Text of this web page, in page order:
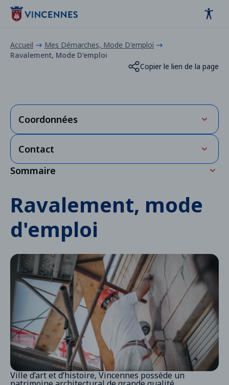
contenu
Accueil
Mes Démarches, Mode D'emploi
Ravalement, Mode D'emploi
Copier le lien de la page
Coordonnées
Horaires
lundi au vendredi de 8h30 à 12h30 et de 13h30 à
Adresse
5 rue Eugène-Renaud
Vincennes
France
Contact
Tél. : 01 43 98 69 91
Sommaire
Ravalement : les obligations
Obligation de ravalement
Repérage des immeubles
Dispense d'obligation
Les démarches
Ravalement, mode
d'emploi
Ville d’art et d’histoire, Vincennes possède un
Panneau de gestion des cookies